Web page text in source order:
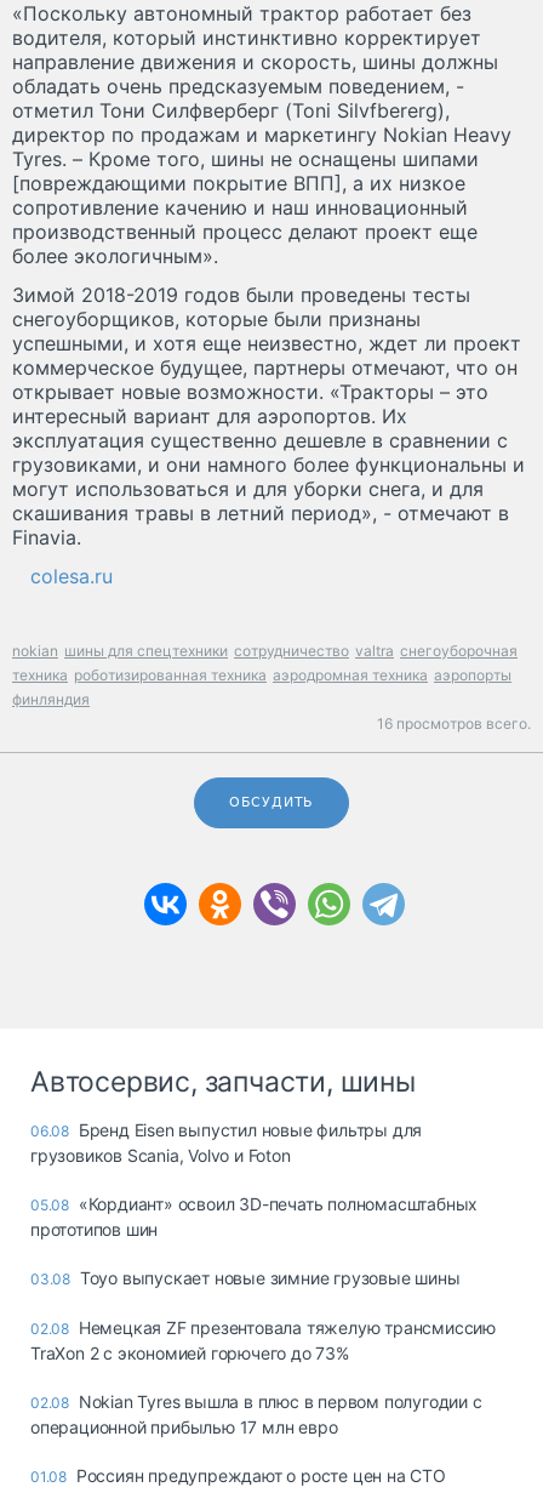
«Поскольку автономный трактор работает без
водителя, который инстинктивно корректирует
направление движения и скорость, шины должны
обладать очень предсказуемым поведением, -
отметил Тони Силфверберг (Toni Silvfbererg),
директор по продажам и маркетингу Nokian Heavy
Tyres. – Кроме того, шины не оснащены шипами
[повреждающими покрытие ВПП], а их низкое
сопротивление качению и наш инновационный
производственный процесс делают проект еще
более экологичным».
Зимой 2018-2019 годов были проведены тесты
снегоуборщиков, которые были признаны
успешными, и хотя еще неизвестно, ждет ли проект
коммерческое будущее, партнеры отмечают, что он
открывает новые возможности. «Тракторы – это
интересный вариант для аэропортов. Их
эксплуатация существенно дешевле в сравнении с
грузовиками, и они намного более функциональны и
могут использоваться и для уборки снега, и для
скашивания травы в летний период», - отмечают в
Finavia.
colesa.ru
nokian шины для спецтехники сотрудничество valtra снегоуборочная
техника роботизированная техника аэродромная техника аэропорты
финляндия
16 просмотров всего.
ОБСУДИТЬ
Автосервис, запчасти, шины
06.08 Бренд Eisen выпустил новые фильтры для
грузовиков Scania, Volvo и Foton
05.08 «Кордиант» освоил 3D-печать полномасштабных
прототипов шин
03.08 Toyo выпускает новые зимние грузовые шины
02.08 Немецкая ZF презентовала тяжелую трансмиссию
TraXon 2 с экономией горючего до 73%
02.08 Nokian Tyres вышла в плюс в первом полугодии с
операционной прибылью 17 млн евро
01.08 Россиян предупреждают о росте цен на СТО